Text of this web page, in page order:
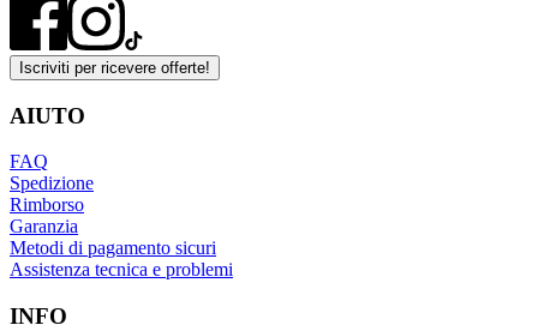
Iscriviti per ricevere offerte!
AIUTO
FAQ
Spedizione
Rimborso
Garanzia
Metodi di pagamento sicuri
Assistenza tecnica e problemi
INFO